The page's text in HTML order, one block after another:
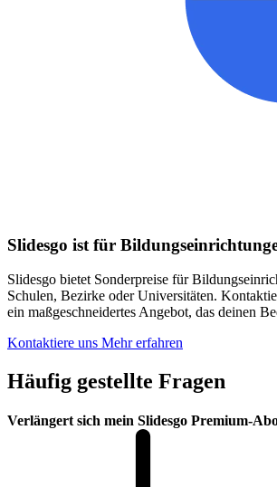
Slidesgo ist für
Slidesgo bietet Sonderpreise für
Schulen, Bezirke oder Universitäten.
ein maßgeschneidertes Angebot, das deinen
Kontaktiere uns Mehr erfahren
Häufig gestellte Fragen
Verlängert sich mein Slidesgo Premium-